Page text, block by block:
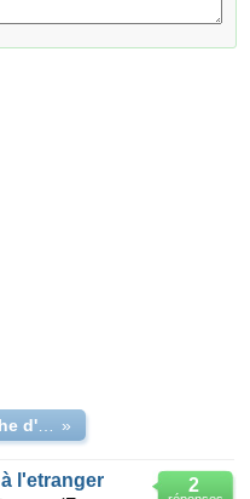
»
2
l'etranger